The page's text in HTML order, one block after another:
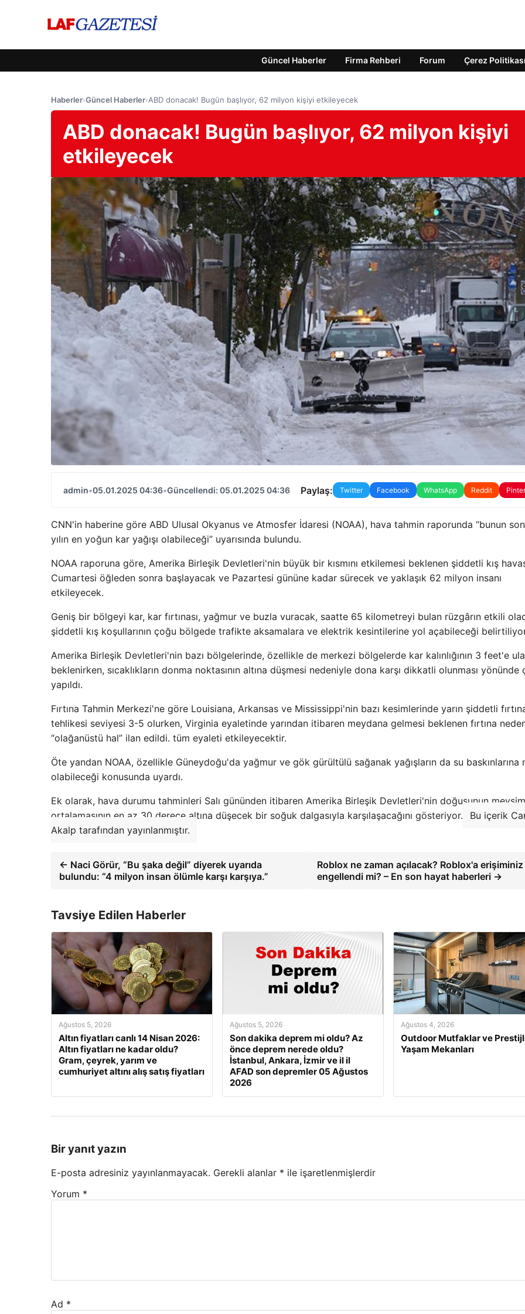
Güncel Haberler Firma Rehberi Forum Çerez Politikası
Haberler›Güncel Haberler›ABD donacak! Bugün başlıyor, 62 milyon kişiyi etkileyecek
ABD donacak! Bugün başlıyor, 62 milyon kişiyi
etkileyecek
admin•05.01.2025 04:36•Güncellendi: 05.01.2025 04:36 Paylaş: Twitter Facebook WhatsApp Reddit
CNN'in haberine göre ABD Ulusal Okyanus ve Atmosfer İdaresi (NOAA), hava tahmin raporunda “bunun
yılın en yoğun kar yağışı olabileceği” uyarısında bulundu.
NOAA raporuna göre, Amerika Birleşik Devletleri'nin büyük bir kısmını etkilemesi beklenen şiddetli kış
Cumartesi öğleden sonra başlayacak ve Pazartesi gününe kadar sürecek ve yaklaşık 62 milyon insanı
etkileyecek.
Geniş bir bölgeyi kar, kar fırtınası, yağmur ve buzla vuracak, saatte 65 kilometreyi bulan rüzgârın etkili
şiddetli kış koşullarının çoğu bölgede trafikte aksamalara ve elektrik kesintilerine yol açabileceği
Amerika Birleşik Devletleri'nin bazı bölgelerinde, özellikle de merkezi bölgelerde kar kalınlığının 3 feet'e
beklenirken, sıcaklıkların donma noktasının altına düşmesi nedeniyle dona karşı dikkatli olunması yönünde
yapıldı.
Fırtına Tahmin Merkezi'ne göre Louisiana, Arkansas ve Mississippi'nin bazı kesimlerinde yarın şiddetli
tehlikesi seviyesi 3-5 olurken, Virginia eyaletinde yarından itibaren meydana gelmesi beklenen fırtına
“olağanüstü hal” ilan edildi. tüm eyaleti etkileyecektir.
Öte yandan NOAA, özellikle Güneydoğu'da yağmur ve gök gürültülü sağanak yağışların da su baskınlarına
olabileceği konusunda uyardı.
Ek olarak, hava durumu tahminleri Salı gününden itibaren Amerika Birleşik Devletleri'nin doğusunun mevsim
ortalamasının en az 30 derece altına düşecek bir soğuk dalgasıyla karşılaşacağını gösteriyor.
Bu içerik
Akalp tarafından yayınlanmıştır.
← Naci Görür, “Bu şaka değil” diyerek uyarıda
bulundu: “4 milyon insan ölümle karşı karşıya.”
Roblox ne zaman açılacak? Roblox'a erişiminiz
engellendi mi? – En son hayat haberleri →
Tavsiye Edilen Haberler
Ağustos 5, 2026
Altın fiyatları canlı 14 Nisan 2026:
Altın fiyatları ne kadar oldu?
Gram, çeyrek, yarım ve
cumhuriyet altını alış satış fiyatları
Ağustos 5, 2026
Son dakika deprem mi oldu? Az
önce deprem nerede oldu?
İstanbul, Ankara, İzmir ve il il
AFAD son depremler 05 Ağustos
2026
Ağustos 4, 2026
Outdoor Mutfaklar ve
Yaşam Mekanları
Bir yanıt yazın
E-posta adresiniz yayınlanmayacak. Gerekli alanlar * ile işaretlenmişlerdir
Yorum *
Ad *